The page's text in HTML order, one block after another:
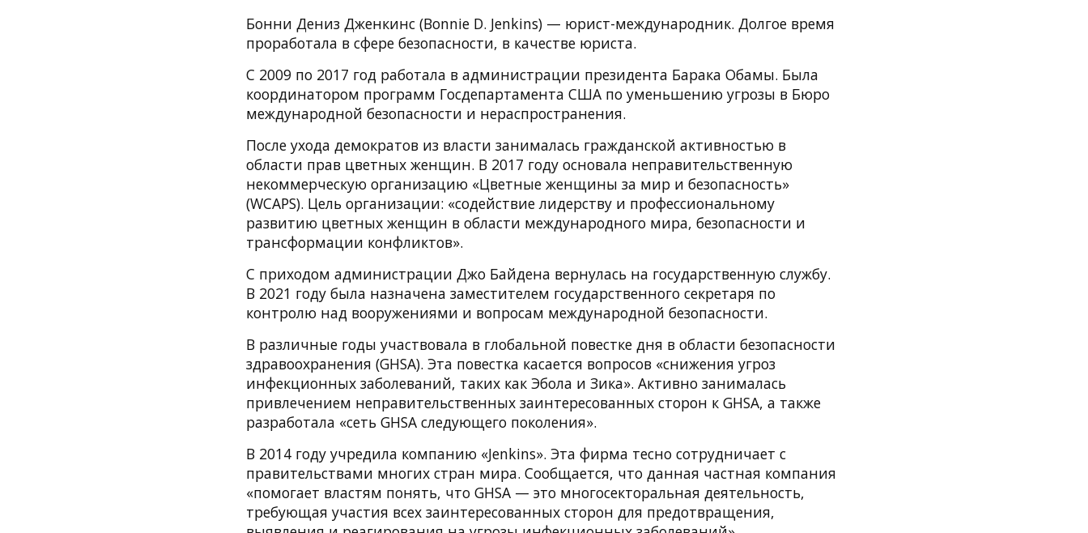
Бонни Дениз Дженкинс (Bonnie D. Jenkins) — юрист-международник. Долгое время
проработала в сфере безопасности, в качестве юриста.
С 2009 по 2017 год работала в администрации президента Барака Обамы. Была
координатором программ Госдепартамента США по уменьшению угрозы в Бюро
международной безопасности и нераспространения.
После ухода демократов из власти занималась гражданской активностью в
области прав цветных женщин. В 2017 году основала неправительственную
некоммерческую организацию «Цветные женщины за мир и безопасность»
(WCAPS). Цель организации: «содействие лидерству и профессиональному
развитию цветных женщин в области международного мира, безопасности и
трансформации конфликтов».
С приходом администрации Джо Байдена вернулась на государственную службу.
В 2021 году была назначена заместителем государственного секретаря по
контролю над вооружениями и вопросам международной безопасности.
В различные годы участвовала в глобальной повестке дня в области безопасности
здравоохранения (GHSA). Эта повестка касается вопросов «снижения угроз
инфекционных заболеваний, таких как Эбола и Зика». Активно занималась
привлечением неправительственных заинтересованных сторон к GHSA, а также
разработала «сеть GHSA следующего поколения».
В 2014 году учредила компанию «Jenkins». Эта фирма тесно сотрудничает с
правительствами многих стран мира. Сообщается, что данная частная компания
«помогает властям понять, что GHSA — это многосекторальная деятельность,
требующая участия всех заинтересованных сторон для предотвращения,